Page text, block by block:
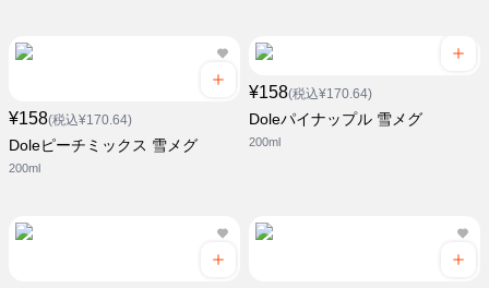
¥158(税込¥170.64)
Doleピーチミックス 雪メグ
200ml
¥158(税込¥170.64)
Doleパイナップル 雪メグ
200ml